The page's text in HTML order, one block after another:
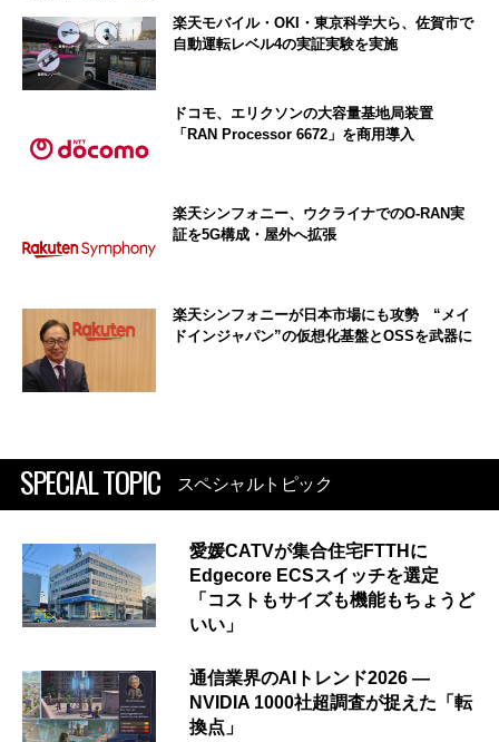
楽天モバイル・OKI・東京科学大ら、佐賀市で
自動運転レベル4の実証実験を実施
ドコモ、エリクソンの大容量基地局装置
「RAN Processor 6672」を商用導入
楽天シンフォニー、ウクライナでのO-RAN実
証を5G構成・屋外へ拡張
楽天シンフォニーが日本市場にも攻勢 “メイ
ドインジャパン”の仮想化基盤とOSSを武器に
SPECIAL TOPIC スペシャルトピック
愛媛CATVが集合住宅FTTHに
Edgecore ECSスイッチを選定
「コストもサイズも機能もちょうど
いい」
通信業界のAIトレンド2026 ―
NVIDIA 1000社超調査が捉えた「転
換点」